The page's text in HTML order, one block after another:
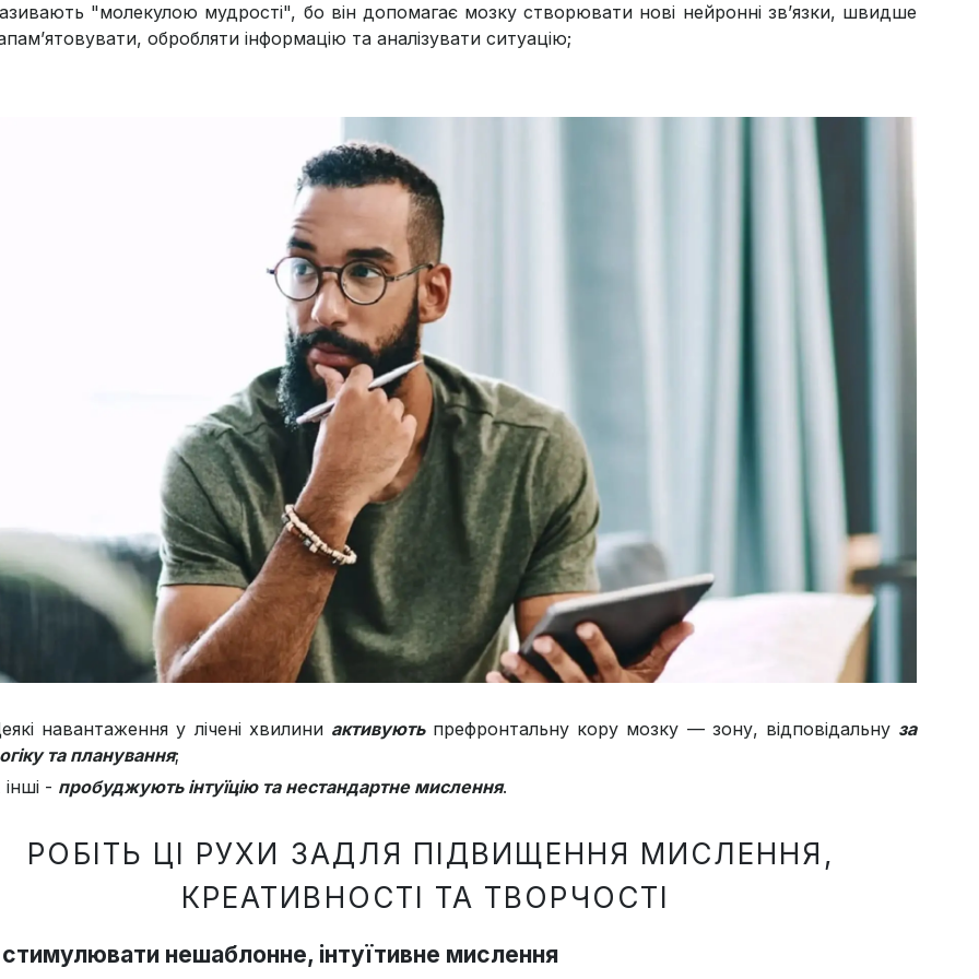
"молекулою мудрості", бо він допомагає мозку створювати нові нейронні зв’язки, швидше
обробляти інформацію та аналізувати ситуацію;
навантаження у лічені хвилини активуютьпрефронтальну кору мозку — зону, відповідальну за
та планування;
- пробуджують інтуїцію та нестандартне мислення.
РОБІТЬ ЦІ РУХИ ЗАДЛЯ ПІДВИЩЕННЯ МИСЛЕННЯ,
КРЕАТИВНОСТІ ТА ТВОРЧОСТІ
нешаблонне, інтуїтивне мислення